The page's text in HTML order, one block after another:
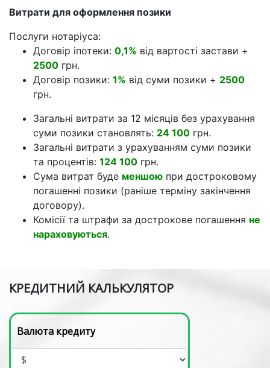
Витрати для оформлення позики
Послуги нотаріуса:
Договір іпотеки: 0,1% від вартості застави +
2500 грн.
Договір позики: 1% від суми позики + 2500
грн.
Загальні витрати за 12 місяців без урахування
суми позики становлять: 24 100 грн.
Загальні витрати з урахуванням суми позики
та процентів: 124 100 грн.
Сума витрат буде меншою при достроковому
погашенні позики (раніше терміну закінчення
договору).
Комісії та штрафи за дострокове погашення не
нараховуються.
КРЕДИТНИЙ КАЛЬКУЛЯТОР
Валюта кредиту